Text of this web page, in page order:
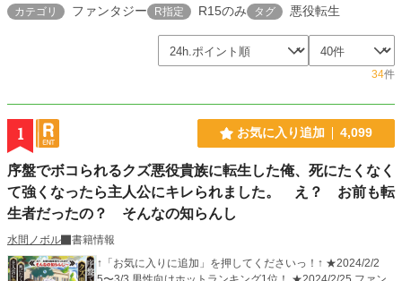
カテゴリ ファンタジー R指定 R15のみ タグ 悪役転生
34件
1 お気に入り追加 4,099
序盤でボコられるクズ悪役貴族に転生した俺、死にたくなく
て強くなったら主人公にキレられました。 え？ お前も転
生者だったの？ そんなの知らんし
水間ノボル
書籍情報
↑「お気に入りに追加」を押してくださいっ！↑ ★2024/2/2